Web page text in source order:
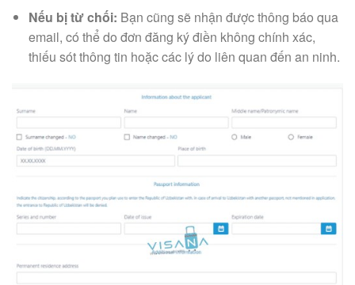
Nếu bị từ chối: Bạn cũng sẽ nhận được thông báo qua
email, có thể do đơn đăng ký điền không chính xác,
thiếu sót thông tin hoặc các lý do liên quan đến an ninh.